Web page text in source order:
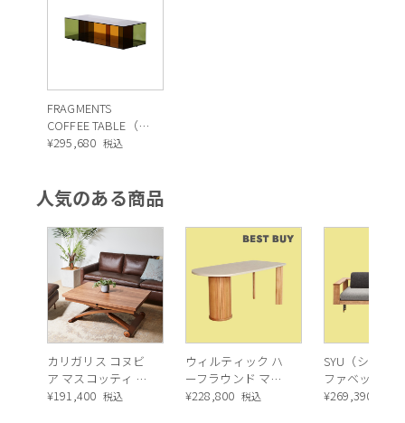
FRAGMENTS
COFFEE TABLE（フ
ラグメンツ コーヒ
¥295,680 税込
人気のある商品
カリガリス コヌビ
ア マスコッティ 伸
長・昇降式テーブ
¥191,400 税込
ウィルティック ハ
ーフラウンド マテ
ィエラ塗装 ダイニ
¥228,800 税込
SYU（シュウ
ファベッド（
ュラル）
¥269,390